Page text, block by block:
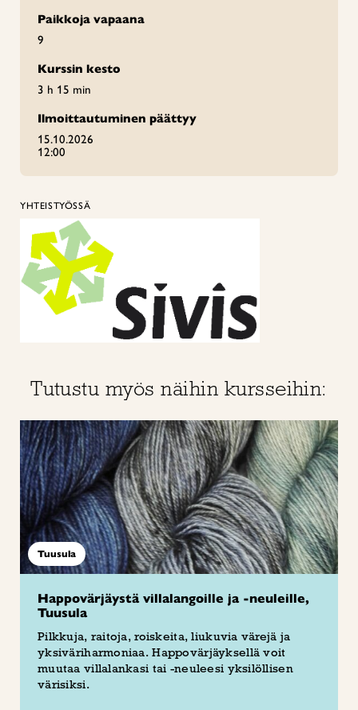
Paikkoja vapaana
9
Kurssin kesto
3 h 15 min
Ilmoittautuminen päättyy
15.10.2026
12:00
YHTEISTYÖSSÄ
Tutustu myös näihin kursseihin:
Tuusula
Happovärjäystä villalangoille ja -neuleille,
Tuusula
Pilkkuja, raitoja, roiskeita, liukuvia värejä ja
yksiväriharmoniaa. Happovärjäyksellä voit
muutaa villalankasi tai -neuleesi yksilöllisen
värisiksi.